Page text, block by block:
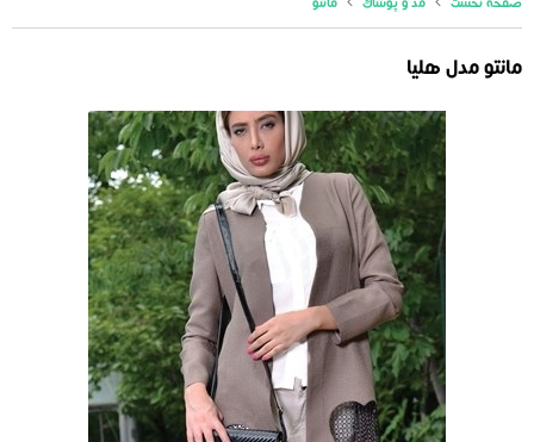
صفحه نخست مد و پوشاک مانتو
مانتو مدل هلیا